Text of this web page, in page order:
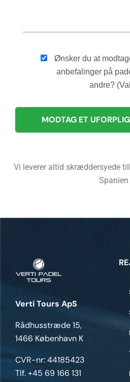
Ønsker du at
anbefalinger på
andre?
Vi leverer altid skræddersyede
Spanien
Verti Tours ApS
Rådhusstræde 15,
1466 København K
CVR-nr: 44185423
Tlf. +45 69 166 131